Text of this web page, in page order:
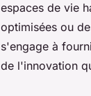
espaces de vie
optimisées ou
s'engage à
de l'innovation